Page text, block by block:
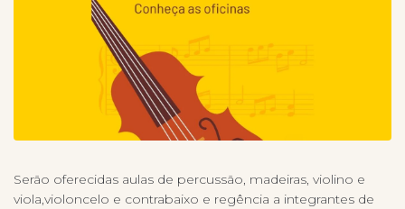
Serão oferecidas aulas de percussão, madeiras, violino e
viola,violoncelo e contrabaixo e regência a integrantes de